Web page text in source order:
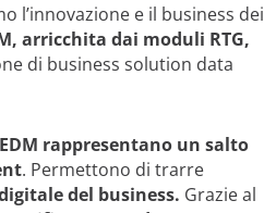
l’innovazione e il business dei
arricchita dai moduli RTG,
di business solution data
rappresentano un salto
. Permettono di trarre
del business. Grazie al